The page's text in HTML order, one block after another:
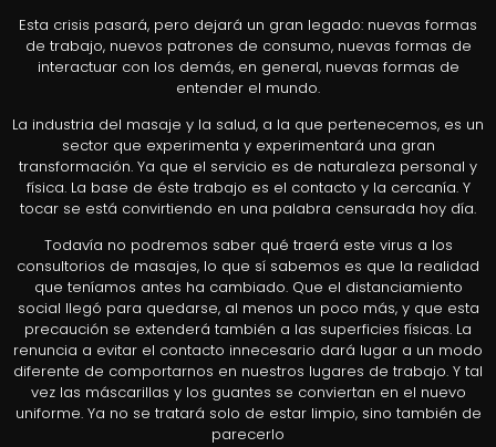
Esta crisis pasará, pero dejará un gran legado: nuevas formas
de trabajo, nuevos patrones de consumo, nuevas formas de
interactuar con los demás, en general, nuevas formas de
entender el mundo.
La industria del masaje y la salud, a la que pertenecemos, es un
sector que experimenta y experimentará una gran
transformación. Ya que el servicio es de naturaleza personal y
física. La base de éste trabajo es el contacto y la cercanía. Y
tocar se está convirtiendo en una palabra censurada hoy día.
Todavía no podremos saber qué traerá este virus a los
consultorios de masajes, lo que sí sabemos es que la realidad
que teníamos antes ha cambiado. Que el distanciamiento
social llegó para quedarse, al menos un poco más, y que esta
precaución se extenderá también a las superficies físicas. La
renuncia a evitar el contacto innecesario dará lugar a un modo
diferente de comportarnos en nuestros lugares de trabajo. Y tal
vez las máscarillas y los guantes se conviertan en el nuevo
uniforme. Ya no se tratará solo de estar limpio, sino también de
parecerlo